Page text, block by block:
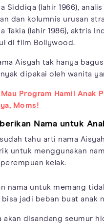
Siddiqa (lahir 1966),
dan kolumnis urusan
Takia (lahir 1986), aktris
di film Bollywood.
Aisyah tak hanya
dipakai oleh wanita
Mau Program Hamil Anak
Moms!
Nama untuk
tahu arti nama
untuk menggunakan
kelak.
nama untuk memang
bisa jadi beban buat anak
akan disandang seumur